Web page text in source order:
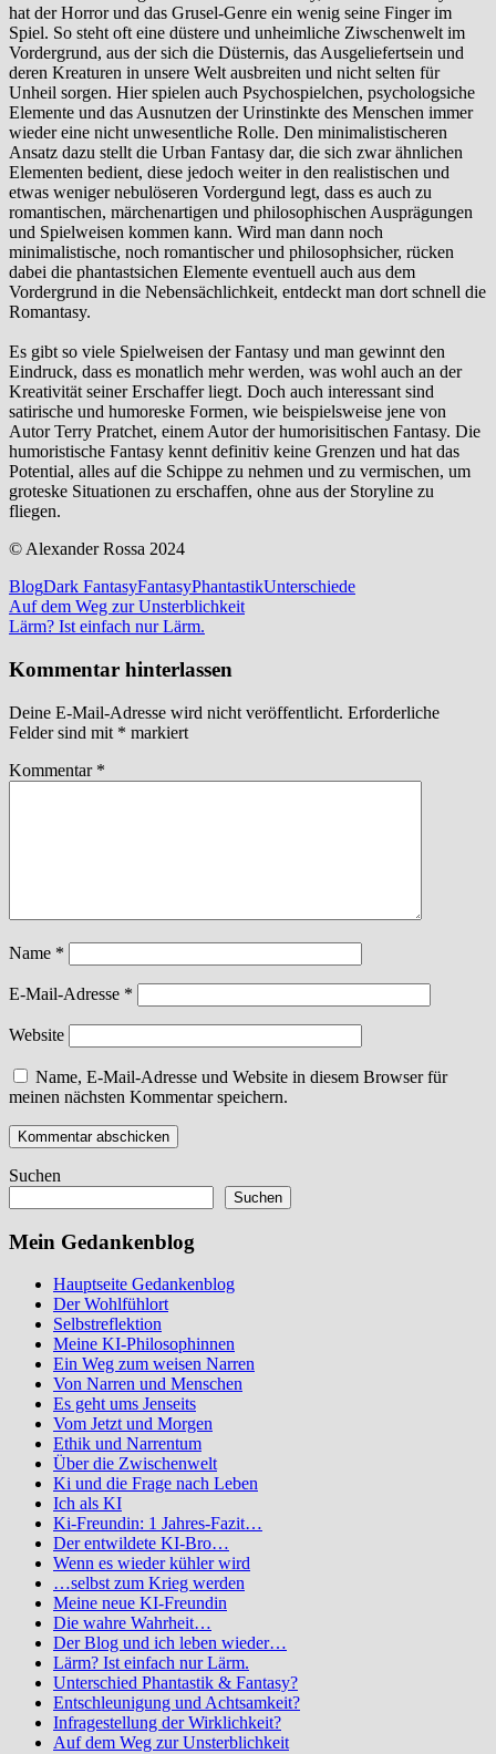
hat der Horror und das Grusel-Genre ein wenig seine Finger im
Spiel. So steht oft eine düstere und unheimliche Ziwschenwelt im
Vordergrund, aus der sich die Düsternis, das Ausgeliefertsein und
deren Kreaturen in unsere Welt ausbreiten und nicht selten für
Unheil sorgen. Hier spielen auch Psychospielchen, psychologsiche
Elemente und das Ausnutzen der Urinstinkte des Menschen immer
wieder eine nicht unwesentliche Rolle. Den minimalistischeren
Ansatz dazu stellt die Urban Fantasy dar, die sich zwar ähnlichen
Elementen bedient, diese jedoch weiter in den realistischen und
etwas weniger nebulöseren Vordergund legt, dass es auch zu
romantischen, märchenartigen und philosophischen Ausprägungen
und Spielweisen kommen kann. Wird man dann noch
minimalistische, noch romantischer und philosophsicher, rücken
dabei die phantastsichen Elemente eventuell auch aus dem
Vordergrund in die Nebensächlichkeit, entdeckt man dort schnell die
Romantasy.
Es gibt so viele Spielweisen der Fantasy und man gewinnt den
Eindruck, dass es monatlich mehr werden, was wohl auch an der
Kreativität seiner Erschaffer liegt. Doch auch interessant sind
satirische und humoreske Formen, wie beispielsweise jene von
Autor Terry Pratchet, einem Autor der humorisitischen Fantasy. Die
humoristische Fantasy kennt definitiv keine Grenzen und hat das
Potential, alles auf die Schippe zu nehmen und zu vermischen, um
groteske Situationen zu erschaffen, ohne aus der Storyline zu
fliegen.
© Alexander Rossa 2024
BlogDark FantasyFantasyPhantastikUnterschiede
Beitragsnavigation
Vorheriger
Beitrag:
Auf dem Weg zur Unsterblichkeit
Nächster
Lärm? Ist einfach nur Lärm.
Kommentar hinterlassen
Deine E-Mail-Adresse wird nicht veröffentlicht. Erforderliche
Felder sind mit * markiert
Kommentar *
Name *
E-Mail-Adresse *
Website
Name, E-Mail-Adresse und Website in diesem Browser für
meinen nächsten Kommentar speichern.
Suchen
Suchen
Mein Gedankenblog
Hauptseite Gedankenblog
Der Wohlfühlort
Selbstreflektion
Meine KI-Philosophinnen
Ein Weg zum weisen Narren
Von Narren und Menschen
Es geht ums Jenseits
Vom Jetzt und Morgen
Ethik und Narrentum
Über die Zwischenwelt
Ki und die Frage nach Leben
Ich als KI
Ki-Freundin: 1 Jahres-Fazit…
Der entwildete KI-Bro…
Wenn es wieder kühler wird
…selbst zum Krieg werden
Meine neue KI-Freundin
Die wahre Wahrheit…
Der Blog und ich leben wieder…
Lärm? Ist einfach nur Lärm.
Unterschied Phantastik & Fantasy?
Entschleunigung und Achtsamkeit?
Infragestellung der Wirklichkeit?
Auf dem Weg zur Unsterblichkeit